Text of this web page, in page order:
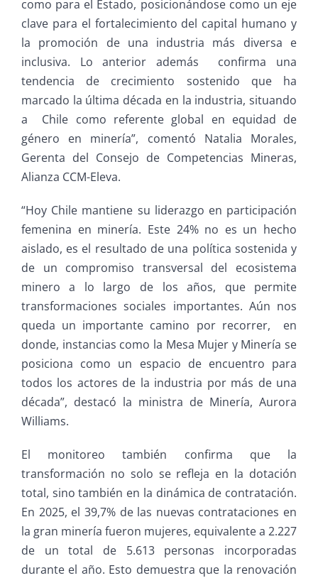
como para el Estado, posicionándose como un eje
clave para el fortalecimiento del capital humano y
la promoción de una industria más diversa e
inclusiva. Lo anterior además confirma una
tendencia de crecimiento sostenido que ha
marcado la última década en la industria, situando
a Chile como referente global en equidad de
género en minería”, comentó Natalia Morales,
Gerenta del Consejo de Competencias Mineras,
Alianza CCM-Eleva.
“Hoy Chile mantiene su liderazgo en participación
femenina en minería. Este 24% no es un hecho
aislado, es el resultado de una política sostenida y
de un compromiso transversal del ecosistema
minero a lo largo de los años, que permite
transformaciones sociales importantes. Aún nos
queda un importante camino por recorrer, en
donde, instancias como la Mesa Mujer y Minería se
posiciona como un espacio de encuentro para
todos los actores de la industria por más de una
década”, destacó la ministra de Minería, Aurora
Williams.
El monitoreo también confirma que la
transformación no solo se refleja en la dotación
total, sino también en la dinámica de contratación.
En 2025, el 39,7% de las nuevas contrataciones en
la gran minería fueron mujeres, equivalente a 2.227
de un total de 5.613 personas incorporadas
durante el año. Esto demuestra que la renovación